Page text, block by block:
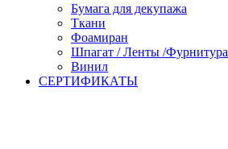
Бумага для декупажа
Ткани
Фоамиран
Шпагат / Ленты /Фурнитура
Винил
СЕРТИФИКАТЫ